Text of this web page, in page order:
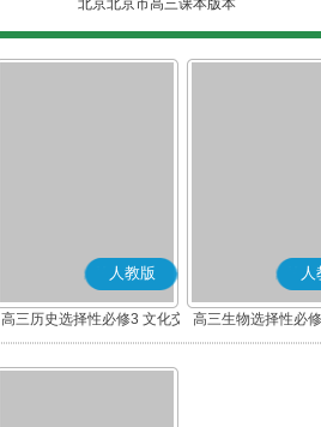
北京北京市高三课本版本
人教版
高三历史选择性必修3 文化交
流与传播(部编版)
人
高三生物选择性必
术与工程